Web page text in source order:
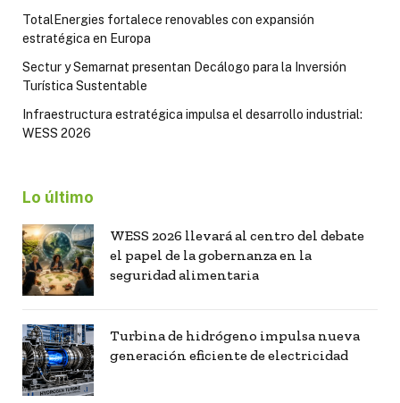
TotalEnergies fortalece renovables con expansión
estratégica en Europa
Sectur y Semarnat presentan Decálogo para la Inversión
Turística Sustentable
Infraestructura estratégica impulsa el desarrollo industrial:
WESS 2026
Lo último
WESS 2026 llevará al centro del debate
el papel de la gobernanza en la
seguridad alimentaria
Turbina de hidrógeno impulsa nueva
generación eficiente de electricidad